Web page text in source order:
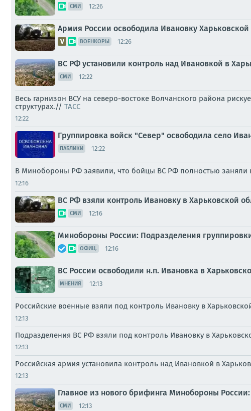
СМИ 12:26
Армия России освободила Ивановку Харьковской
ВОЕНКОРЫ 12:26
ВС РФ установили контроль над Ивановкой в
СМИ 12:22
Весь гарнизон ВСУ на северо-востоке Волчанского района
структурах.// ТАСС
12:22
Группировка войск "Север" освободила село
ПАБЛИКИ 12:22
В Минобороны РФ заявили, что бойцы ВС РФ полностью заняли
12:16
ВС РФ взяли контроль Ивановку в Харьковской
СМИ 12:16
Минобороны России: Подразделения
ОФИЦ. 12:16
ВС России освободили н.п. Ивановка в
МНЕНИЯ 12:13
Российские военные взяли под контроль Ивановку в
12:13
Подразделения ВС РФ взяли под контроль Ивановку в
12:13
Российская армия установила контроль над Ивановкой в
12:13
Главное из нового брифинга Минобороны России:
СМИ 12:13